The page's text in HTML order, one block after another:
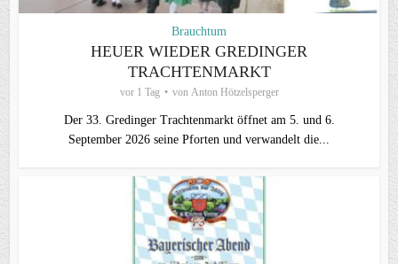
Brauchtum
HEUER WIEDER GREDINGER
TRACHTENMARKT
vor 1 Tag von Anton Hötzelsperger
Der 33. Gredinger Trachtenmarkt öffnet am 5. und 6.
September 2026 seine Pforten und verwandelt die...